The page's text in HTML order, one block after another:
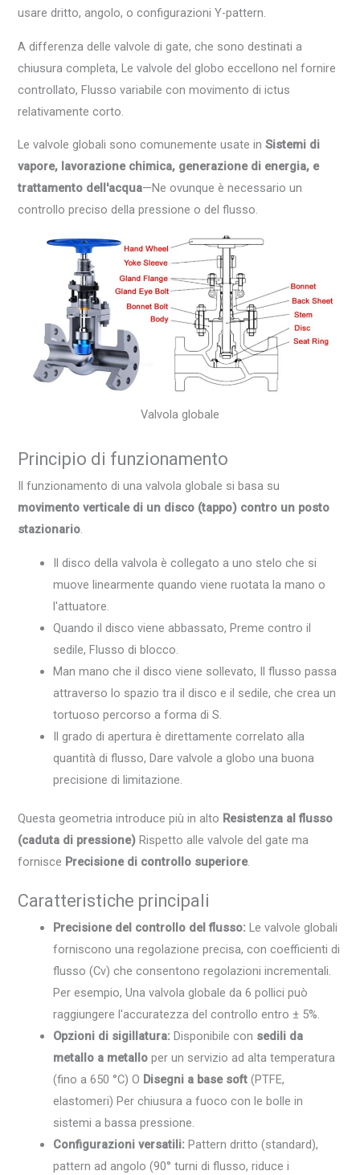
usare dritto, angolo, o configurazioni Y-pattern.
A differenza delle valvole di gate, che sono destinati a
chiusura completa, Le valvole del globo eccellono nel fornire
controllato, Flusso variabile con movimento di ictus
relativamente corto.
Le valvole globali sono comunemente usate inSistemi di
vapore, lavorazione chimica, generazione di energia, e
trattamento dell'acqua—Ne ovunque è necessario un
controllo preciso della pressione o del flusso.
Valvola globale
Principio di funzionamento
Il funzionamento di una valvola globale si basa su
movimento verticale di un disco (tappo) contro un posto
stazionario.
Il disco della valvola è collegato a uno stelo che si
muove linearmente quando viene ruotata la mano o
l'attuatore.
Quando il disco viene abbassato, Preme contro il
sedile, Flusso di blocco.
Man mano che il disco viene sollevato, Il flusso passa
attraverso lo spazio tra il disco e il sedile, che crea un
tortuoso percorso a forma di S.
Il grado di apertura è direttamente correlato alla
quantità di flusso, Dare valvole a globo una buona
precisione di limitazione.
Questa geometria introduce più in alto Resistenza al flusso
(caduta di pressione) Rispetto alle valvole del gate ma
fornisce Precisione di controllo superiore.
Caratteristiche principali
Precisione del controllo del flusso: Le valvole globali
forniscono una regolazione precisa, con coefficienti di
flusso (Cv) che consentono regolazioni incrementali.
Per esempio, Una valvola globale da 6 pollici può
raggiungere l'accuratezza del controllo entro ± 5%.
Opzioni di sigillatura: Disponibile con sedili da
metallo a metallo per un servizio ad alta temperatura
(fino a 650 °C) O Disegni a base soft (PTFE,
elastomeri) Per chiusura a fuoco con le bolle in
sistemi a bassa pressione.
Configurazioni versatili: Pattern dritto (standard),
pattern ad angolo (90° turni di flusso, riduce i